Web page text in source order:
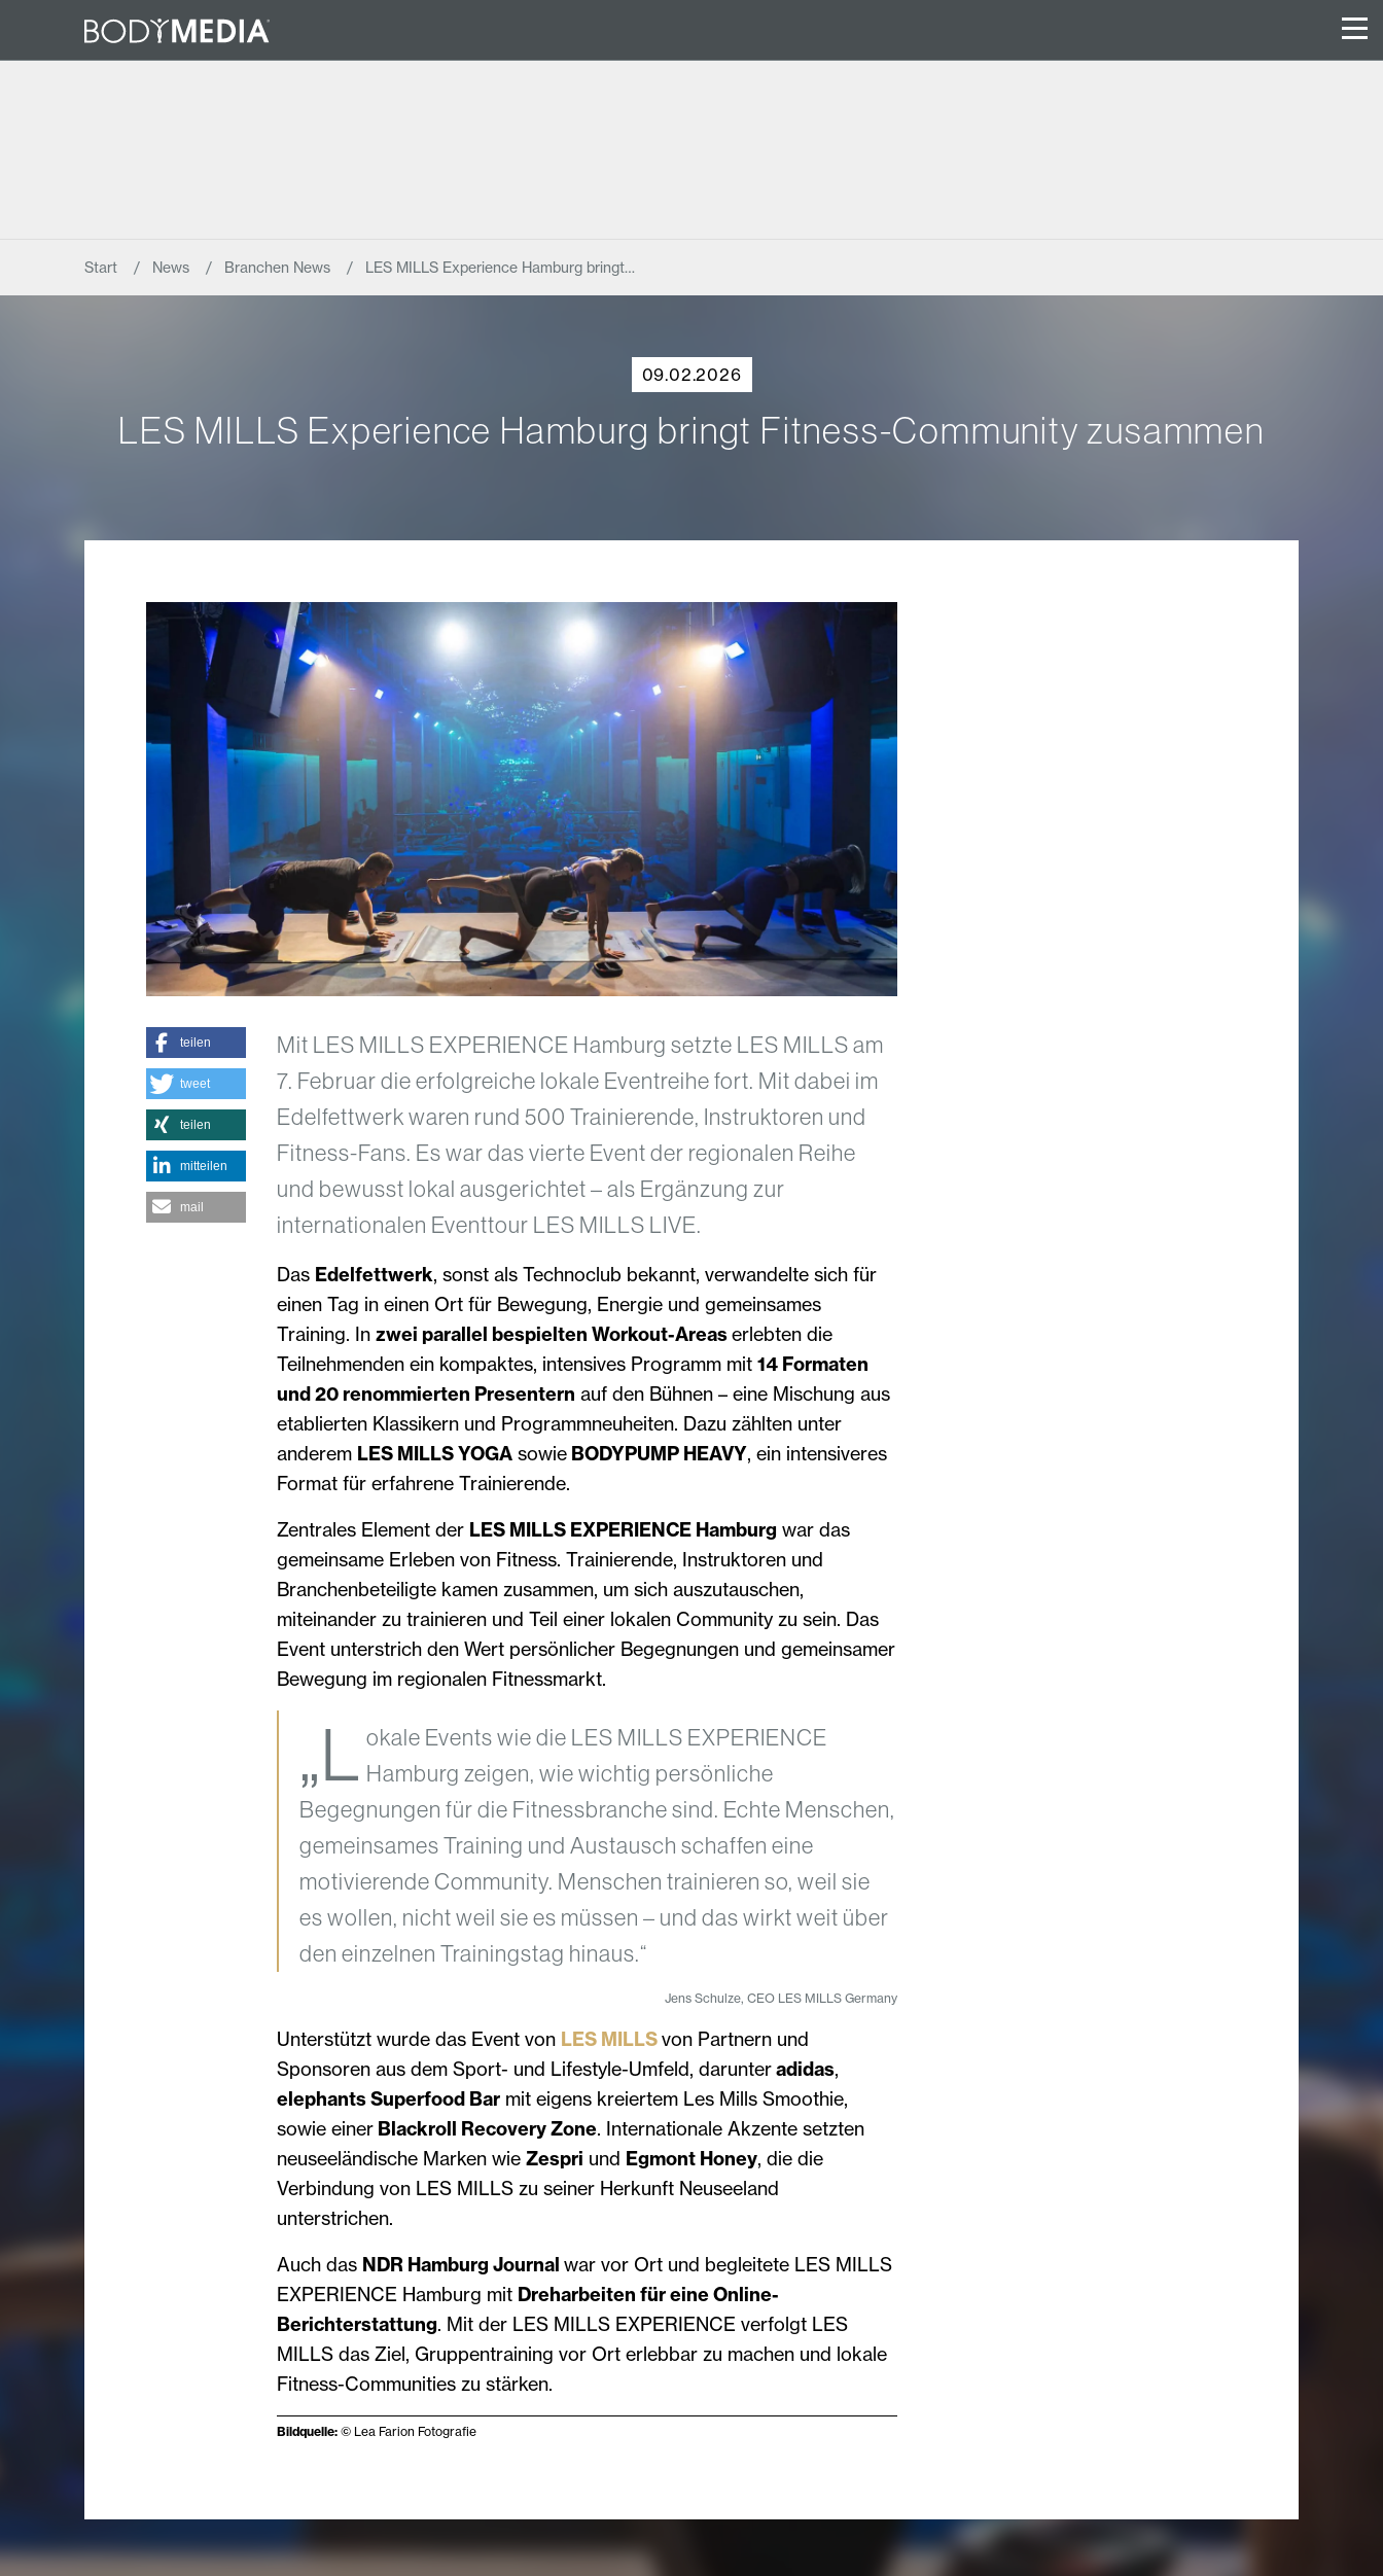
Start News Branchen News LES MILLS Experience Hamburg bringt…
09.02.2026
LES MILLS Experience Hamburg bringt Fitness-Community zusammen
Mit LES MILLS EXPERIENCE Hamburg setzte LES MILLS am
7. Februar die erfolgreiche lokale Eventreihe fort. Mit dabei im
Edelfettwerk waren rund 500 Trainierende, Instruktoren und
Fitness-Fans. Es war das vierte Event der regionalen Reihe
und bewusst lokal ausgerichtet – als Ergänzung zur
internationalen Eventtour LES MILLS LIVE.
Das Edelfettwerk, sonst als Technoclub bekannt, verwandelte sich für
einen Tag in einen Ort für Bewegung, Energie und gemeinsames
Training. In zwei parallel bespielten Workout-Areaserlebten die
Teilnehmenden ein kompaktes, intensives Programm mit 14 Formaten
und 20 renommierten Presentern auf den Bühnen – eine Mischung aus
etablierten Klassikern und Programmneuheiten. Dazu zählten unter
anderem LES MILLS YOGAsowieBODYPUMP HEAVY, ein intensiveres
Format für erfahrene Trainierende.
Zentrales Element der LES MILLS EXPERIENCE Hamburg war das
gemeinsame Erleben von Fitness. Trainierende, Instruktoren und
Branchenbeteiligte kamen zusammen, um sich auszutauschen,
miteinander zu trainieren und Teil einer lokalen Community zu sein. Das
Event unterstrich den Wert persönlicher Begegnungen und gemeinsamer
Bewegung im regionalen Fitnessmarkt.
„L okale Events wie die LES MILLS EXPERIENCE
Hamburg zeigen, wie wichtig persönliche
Begegnungen für die Fitnessbranche sind. Echte Menschen,
gemeinsames Training und Austausch schaffen eine
motivierende Community. Menschen trainieren so, weil sie
es wollen, nicht weil sie es müssen – und das wirkt weit über
den einzelnen Trainingstag hinaus.“
Jens Schulze, CEO LES MILLS Germany
Unterstützt wurde das Event von LES MILLSvon Partnern und
Sponsoren aus dem Sport- und Lifestyle-Umfeld, darunteradidas,
elephants Superfood Barmit eigens kreiertem Les Mills Smoothie,
sowie einerBlackroll Recovery Zone. Internationale Akzente setzten
neuseeländische Marken wie Zespri und Egmont Honey, die die
Verbindung von LES MILLS zu seiner Herkunft Neuseeland
unterstrichen.
Auch das NDR Hamburg Journal war vor Ort und begleitete LES MILLS
EXPERIENCE Hamburg mit Dreharbeiten für eine Online-
Berichterstattung. Mit der LES MILLS EXPERIENCE verfolgt LES
MILLS das Ziel, Gruppentraining vor Ort erlebbar zu machen und lokale
Fitness-Communities zu stärken.
Bildquelle: © Lea Farion Fotografie
teilen
tweet
teilen
mitteilen
mail